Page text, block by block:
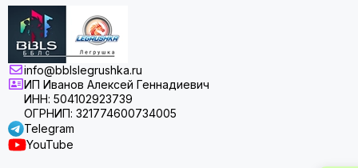
info@bblslegrushka.ru
ИП Иванов Алексей Геннадиевич
ИНН: 504102923739
ОГРНИП: 321774600734005
Telegram
YouTube